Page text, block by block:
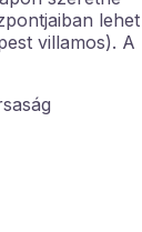
lehet
villamos). A